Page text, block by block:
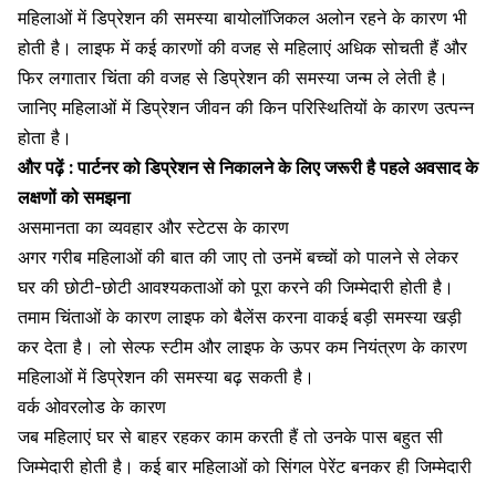
महिलाओं में डिप्रेशन की समस्या बायोलॉजिकल अलोन रहने के कारण भी
होती है। लाइफ में कई कारणों की वजह से महिलाएं अधिक सोचती हैं और
फिर लगातार चिंता की वजह से डिप्रेशन की समस्या जन्म ले लेती है।
जानिए महिलाओं में डिप्रेशन जीवन की किन परिस्थितियों के कारण उत्पन्न
होता है।
और पढ़ें :पार्टनर को डिप्रेशन से निकालने के लिए जरूरी है पहले अवसाद के
लक्षणों को समझना
असमानता का व्यवहार और स्टेटस के कारण
अगर गरीब महिलाओं की बात की जाए तो उनमें बच्चों को पालने से लेकर
घर की छोटी-छोटी आवश्यकताओं को पूरा करने की जिम्मेदारी होती है।
तमामचिंताओं के कारण लाइफ को बैलेंस करना वाकई बड़ी समस्या खड़ी
कर देता है। लो सेल्फ स्टीम और लाइफ के ऊपर कम नियंत्रण के कारण
महिलाओं में डिप्रेशन की समस्या बढ़ सकती है।
वर्क ओवरलोड के कारण
जब महिलाएं घर से बाहर रहकर काम करती हैं तो उनके पास बहुत सी
जिम्मेदारी होती है। कई बार महिलाओं को सिंगल पेरेंट बनकर ही जिम्मेदारी